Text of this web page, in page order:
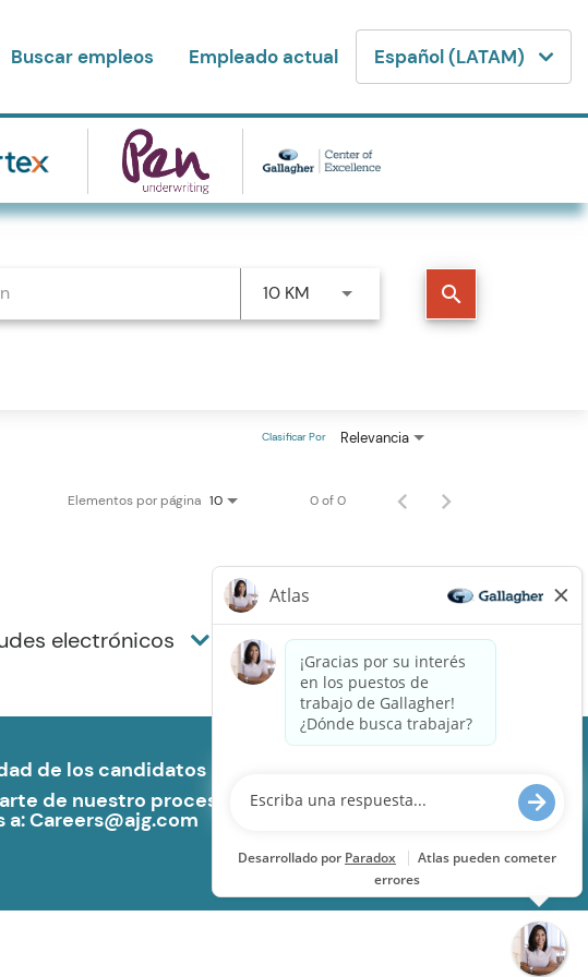
Buscar empleos Empleado actual Español (LATAM)
10 KM search
Relevancia
Clasificar Por
Elementos por página 10 0 of 0
electrónicos
de los candidatos
de nuestro proceso de solicitud, incluido el uso de
a:Careers@ajg.com